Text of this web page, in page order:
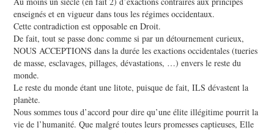
enseignés et en vigueur dans tous les régimes occidentaux.
Cette contradiction est opposable en Droit.
De fait, tout se passe donc comme si par un détournement curieux,
NOUS ACCEPTIONS dans la durée les exactions occidentales (tueries
de masse, esclavages, pillages, dévastations, …) envers le reste du
monde.
Le reste du monde étant une litote, puisque de fait, ILS dévastent la
planète.
Nous sommes tous d’accord pour dire qu’une élite illégitime pourrit la
vie de l’humanité. Que malgré toutes leurs promesses captieuses, Elle